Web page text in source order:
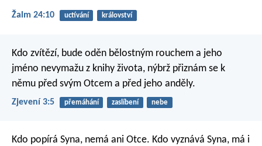
Žalm 24:10 uctívání království
Kdo zvítězí, bude oděn bělostným rouchem a jeho
jméno nevymažu z knihy života, nýbrž přiznám se k
němu před svým Otcem a před jeho anděly.
Zjevení 3:5 přemáhání zaslíbení nebe
Kdo popírá Syna, nemá ani Otce. Kdo vyznává Syna, má i